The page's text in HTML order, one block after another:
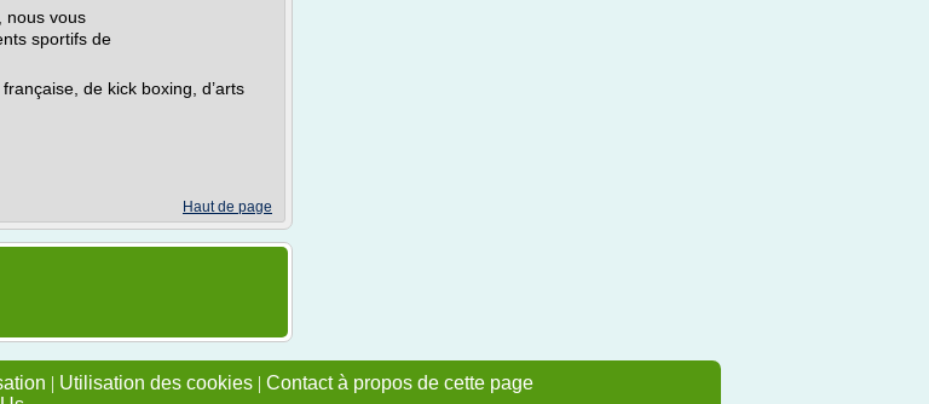
nous vous
sportifs de
de kick boxing, d’arts
Haut de page
| Utilisation des cookies | Contact à propos de cette page